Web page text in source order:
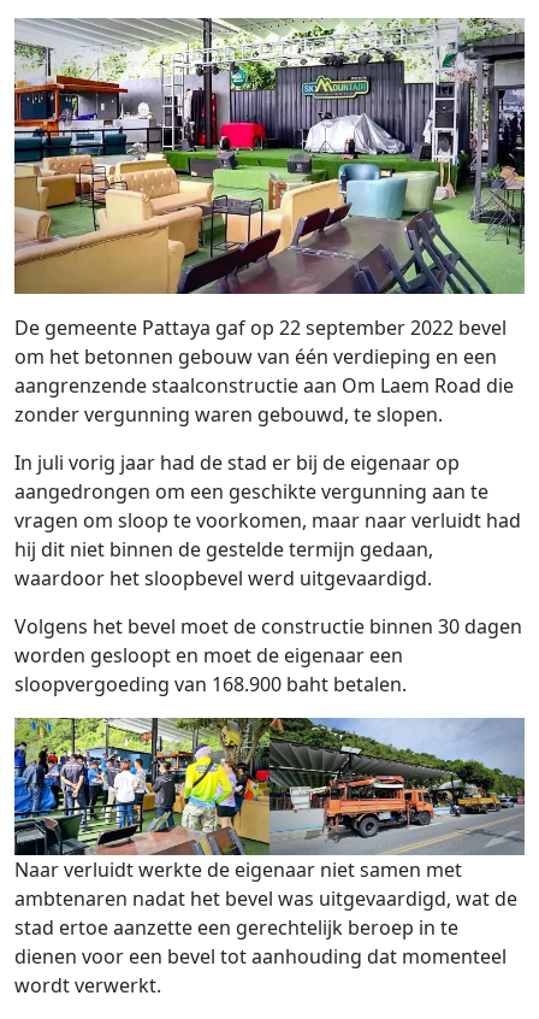
De gemeente Pattaya gaf op 22 september 2022 bevel
om het ​​betonnen gebouw van één verdieping en een
aangrenzende staalconstructie aan Om Laem Road die
zonder vergunning waren gebouwd, te slopen.
In juli vorig jaar had de stad er bij de eigenaar op
aangedrongen om een ​​geschikte vergunning aan te
vragen om sloop te voorkomen, maar naar verluidt had
hij dit niet binnen de gestelde termijn gedaan,
waardoor het sloopbevel werd uitgevaardigd.
Volgens het bevel moet de constructie binnen 30 dagen
worden gesloopt en moet de eigenaar een
sloopvergoeding van 168.900 baht betalen.
Naar verluidt werkte de eigenaar niet samen met
ambtenaren nadat het bevel was uitgevaardigd, wat de
stad ertoe aanzette een gerechtelijk beroep in te
dienen voor een bevel tot aanhouding dat momenteel
wordt verwerkt.